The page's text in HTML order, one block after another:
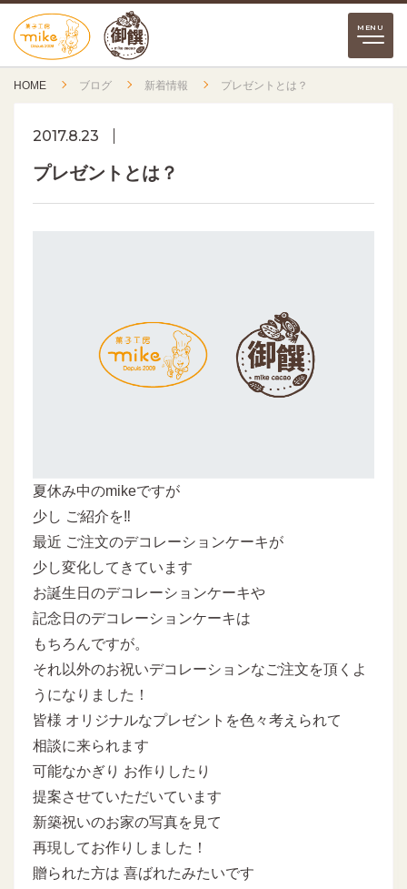
HOME ブログ 新着情報 プレゼントとは？
2017.8.23
プレゼントとは？
夏休み中のmikeですが
少し ご紹介を‼
最近 ご注文のデコレーションケーキが
少し変化してきています
お誕生日のデコレーションケーキや
記念日のデコレーションケーキは
もちろんですが。
それ以外のお祝いデコレーションなご注文を頂くよ
うになりました！
皆様 オリジナルなプレゼントを色々考えられて
相談に来られます
可能なかぎり お作りしたり
提案させていただいています
新築祝いのお家の写真を見て
再現してお作りしました！
贈られた方は 喜ばれたみたいです